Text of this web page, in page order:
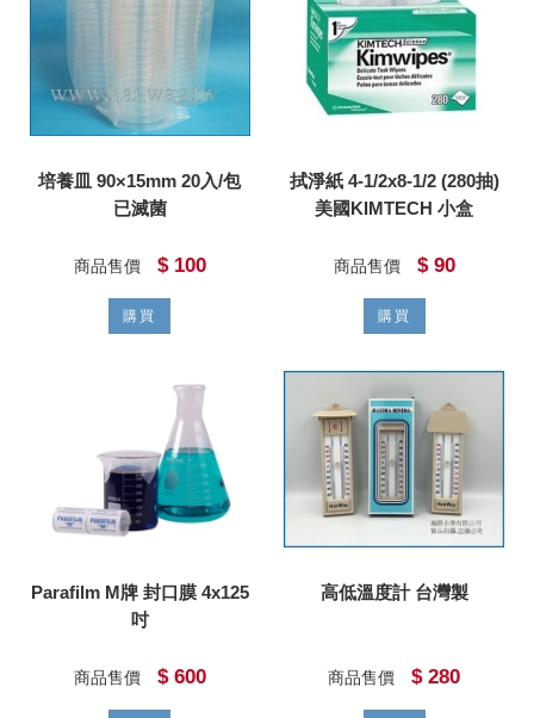
培養皿 90×15mm 20入/包
已滅菌
商品售價 $ 100
購買
拭淨紙 4-1/2x8-1/2 (280抽)
美國KIMTECH 小盒
商品售價 $ 90
購買
Parafilm M牌 封口膜 4x125
吋
商品售價 $ 600
高低溫度計 台灣製
商品售價 $ 280